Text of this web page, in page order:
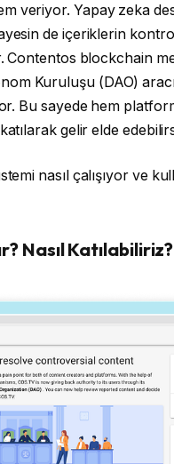
veriyor. Yapay zeka
de içeriklerin
blockchain
Kuruluşu (DAO)
Bu sayede hem
gelir elde
nasıl çalışıyor ve
Nasıl Katılabiliriz?